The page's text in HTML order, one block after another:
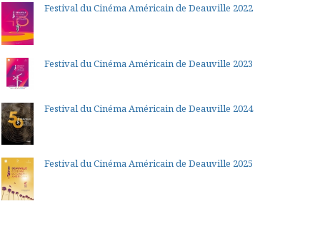
Festival du Cinéma Américain de Deauville 2022
Festival du Cinéma Américain de Deauville 2023
Festival du Cinéma Américain de Deauville 2024
Festival du Cinéma Américain de Deauville 2025